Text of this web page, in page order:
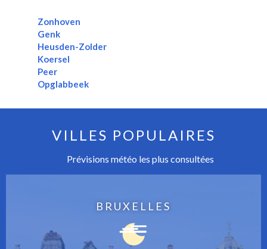
Zonhoven
Genk
Heusden-Zolder
Koersel
Peer
Opglabbeek
VILLES POPULAIRES
Prévisions météo les plus consultées
BRUXELLES